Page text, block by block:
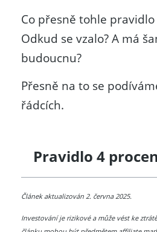
Co přesně tohle
Odkud se vzalo? A má
budoucnu?
Přesně na to se
řádcích.
Pravidlo 4
Článek aktualizován 2. června 2025.
Investování je rizikové a může vést ke